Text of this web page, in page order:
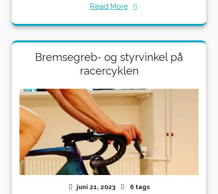
Read More
Bremsegreb- og styrvinkel på
racercyklen
juni 21, 2023 6 tags